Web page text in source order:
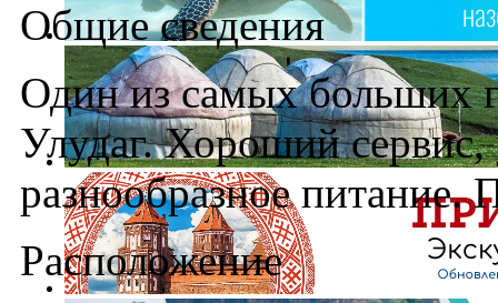
Общие сведения
Один из самых больших
Улудаг. Хороший
разнообразное питание.
Расположение